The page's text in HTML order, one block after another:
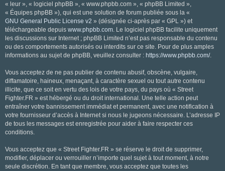
« leur », « logiciel phpBB », « www.phpbb.com », « phpBB Limited »,
« Équipes phpBB »), qui est une solution de forum publiée sous la «
GNU General Public License v2 » (désignée ci-après par « GPL ») et
téléchargeable depuis www.phpbb.com. Le logiciel phpBB facilite uniquement
les discussions sur Internet ; phpBB Limited n’est pas responsable du contenu
ou des comportements autorisés ou interdits sur ce site. Pour de plus amples
informations au sujet de phpBB, veuillez consulter : https://www.phpbb.com/.
Vous acceptez de ne pas publier de contenu abusif, obscène, vulgaire,
diffamatoire, haineux, menaçant, à caractère sexuel ou tout autre contenu
illicite, que ce soit en vertu des lois de votre pays, du pays où « Street
Fighter.FR » est hébergé ou du droit international. Une telle action peut
entraîner votre bannissement immédiat et permanent, avec une notification à
votre fournisseur d’accès à Internet si nous le jugeons nécessaire. L’adresse IP
de tous les messages est enregistrée pour aider à faire respecter ces
conditions.
Vous acceptez que « Street Fighter.FR » se réserve le droit de supprimer,
modifier, déplacer ou verrouiller n’importe quel sujet à tout moment, à notre
seule discrétion. En tant que membre, vous acceptez que toutes les